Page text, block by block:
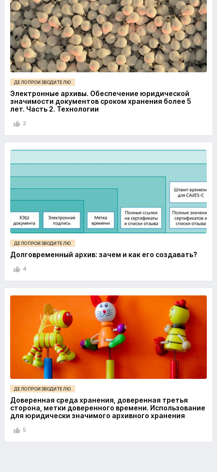
ДЕЛОПРОИЗВОДИТЕЛЮ
Электронные архивы. Обеспечение юридической
значимости документов сроком хранения более 5
лет. Часть 2. Технологии
2
ДЕЛОПРОИЗВОДИТЕЛЮ
Долговременный архив: зачем и как его создавать?
4
ДЕЛОПРОИЗВОДИТЕЛЮ
Доверенная среда хранения, доверенная третья
сторона, метки доверенного времени. Использование
для юридически значимого архивного хранения
5